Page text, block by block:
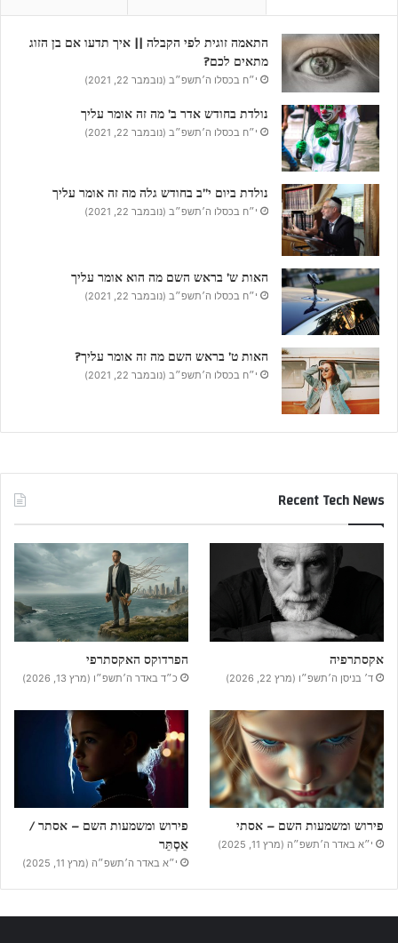
התאמה זוגית לפי הקבלה || איך תדעו אם בן הזוג
מתאים לכם?
י״ח בכסלו ה׳תשפ״ב (נובמבר 22, 2021)
נולדת בחודש אדר ב’ מה זה אומר עליך
י״ח בכסלו ה׳תשפ״ב (נובמבר 22, 2021)
נולדת ביום י”ב בחודש גלה מה זה אומר עליך
י״ח בכסלו ה׳תשפ״ב (נובמבר 22, 2021)
האות ש’ בראש השם מה הוא אומר עליך
י״ח בכסלו ה׳תשפ״ב (נובמבר 22, 2021)
האות ט’ בראש השם מה זה אומר עליך?
י״ח בכסלו ה׳תשפ״ב (נובמבר 22, 2021)
Recent Tech News
אקסתרפיה
ד׳ בניסן ה׳תשפ״ו (מרץ 22, 2026)
הפרדוקס האקסתרפי
כ״ד באדר ה׳תשפ״ו (מרץ 13, 2026)
פירוש ומשמעות השם – אסתי
י״א באדר ה׳תשפ״ה (מרץ 11, 2025)
פירוש ומשמעות השם – אסתר /
אֵסְתֵּר
י״א באדר ה׳תשפ״ה (מרץ 11, 2025)